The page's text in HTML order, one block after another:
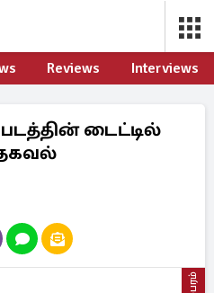
Reviews Interviews
படத்தின் டைட்டில்
தகவல்